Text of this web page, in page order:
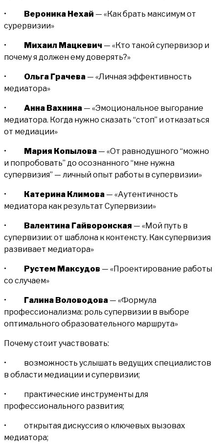
• Вероника Нехай — «Как брать максимум от
сурервизии»
• Михаил Мацкевич — «Кто такой супервизор и
почему я должен ему доверять?»
• Ольга Грачева — «Личная эффективность
медиатора»
• Анна Вахнина — «Эмоциональное выгорание
медиатора. Когда нужно сказать “стоп” и отказаться
от медиации»
• Мария Копылова — «От равнодушного “можно
и попробовать” до осознанного “мне нужна
супервизия” — личный опыт работы в супервизии»
• Катерина Климова — «Аутентичность
медиатора как результат Супервизии»
• Валентина Гайворонская — «Мой путь в
супервизии: от шаблона к контексту. Как супервизия
развивает медиатора»
• Рустем Максудов — «Проектирование работы
со случаем»
• Галина Воловодова — «Формула
профессионализма: роль супервизии в выборе
оптимального образовательного маршрута»
Почему стоит участвовать:
• возможность услышать ведущих специалистов
в области медиации и супервизии;
• практические инструменты для
профессионального развития;
• открытая дискуссия о ключевых вызовах
медиатора;